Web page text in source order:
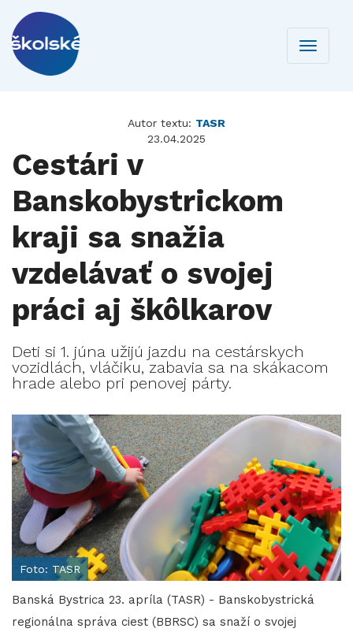
Toggle
Autor textu: TASR
23.04.2025
Cestári v
Banskobystrickom
kraji sa snažia
vzdelávať o svojej
práci aj škôlkarov
Deti si 1. júna užijú jazdu na cestárskych
vozidlách, vláčiku, zabavia sa na skákacom
hrade alebo pri penovej párty.
Foto: TASR
Banská Bystrica 23. apríla (TASR) - Banskobystrická
regionálna správa ciest (BBRSC) sa snaží o svojej